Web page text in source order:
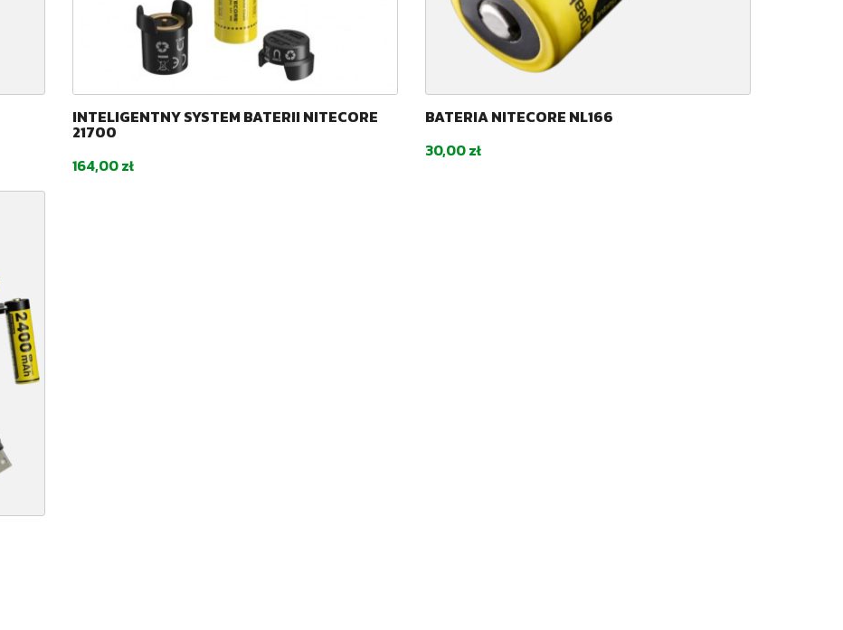
INTELIGENTNY SYSTEM BATERII NITECORE
21700
Cena
164,00 zł
BATERIA NITECORE NL166
Cena
30,00 zł